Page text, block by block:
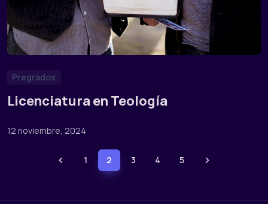
Pregrados
Licenciatura en Teología
12 noviembre, 2024
1 2 3 4 5